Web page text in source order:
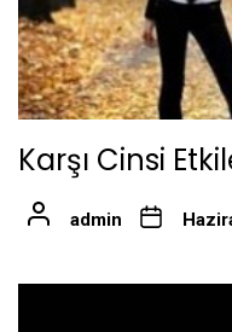
Karşı Cinsi
admin